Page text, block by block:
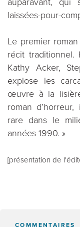
laissées-pour-
Le premier
récit traditionnel.
Kathy Acker,
explose les
œuvre à la
roman
rare dans le
années 1990. »
[présentation de
COMMENTAIRES